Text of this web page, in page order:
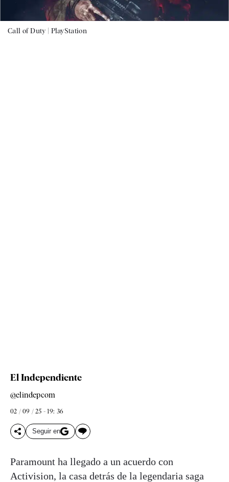
Call of Duty | PlayStation
El Independiente
@elindepcom
02 / 09 / 25 - 19: 36
Seguir en
Paramount ha llegado a un acuerdo con
Activision, la casa detrás de la legendaria saga